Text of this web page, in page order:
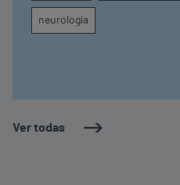
Ver todas
neurología